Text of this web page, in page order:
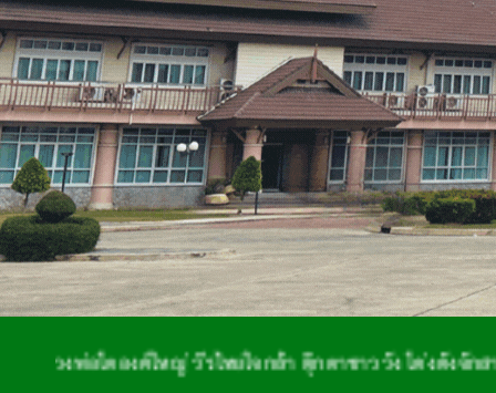
อโตองค์ใหญ่ วีรไทยใจกล้า ตุ๊กตาชาววัง โด่งดังจักสาน ถิ่น